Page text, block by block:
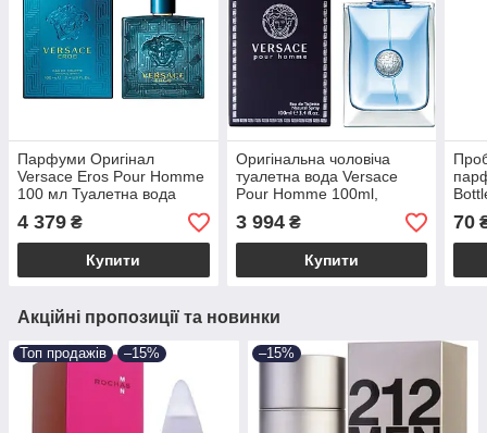
Парфуми Оригінал
Versace Eros Pour Homme
100 мл Туалетна вода
4 379 ₴
Купити
Оригінальна чоловіча
туалетна вода Versace
Pour Homme 100ml,
пряний фужерний аромат
3 994₴
Купити
70
Акційні пропозиції та новинки
Топ продажів –15% –15%